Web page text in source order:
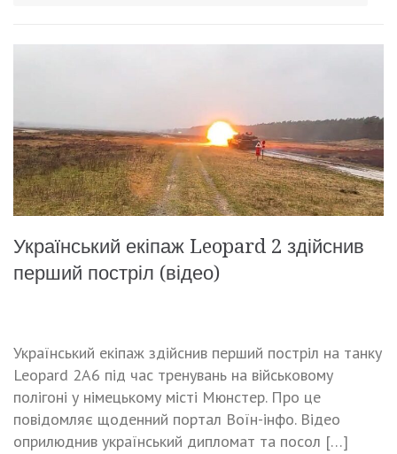
Український екіпаж Leopard 2 здійснив
перший постріл (відео)
Український екіпаж здійснив перший постріл на танку
Leopard 2A6 під час тренувань на військовому
полігоні у німецькому місті Мюнстер. Про це
повідомляє щоденний портал Воїн-інфо. Відео
оприлюднив український дипломат та посол […]